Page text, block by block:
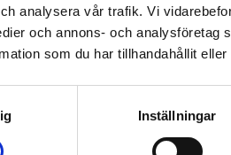
analysera vår trafik. Vi
och annons- och
som du har tillhandahållit
Inställningar